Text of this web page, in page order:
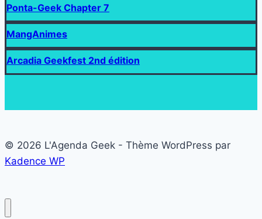
Ponta-Geek Chapter 7
MangAnimes
Arcadia Geekfest 2nd édition
© 2026 L'Agenda Geek - Thème WordPress par
Kadence WP